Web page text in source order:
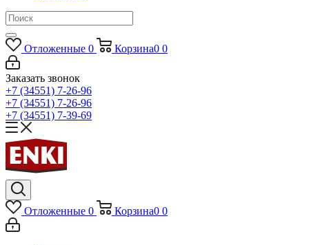
Отложенные 0 Корзина0 0
Заказать звонок
+7 (34551) 7-26-96
+7 (34551) 7-26-96
+7 (34551) 7-39-69
Отложенные 0 Корзина0 0